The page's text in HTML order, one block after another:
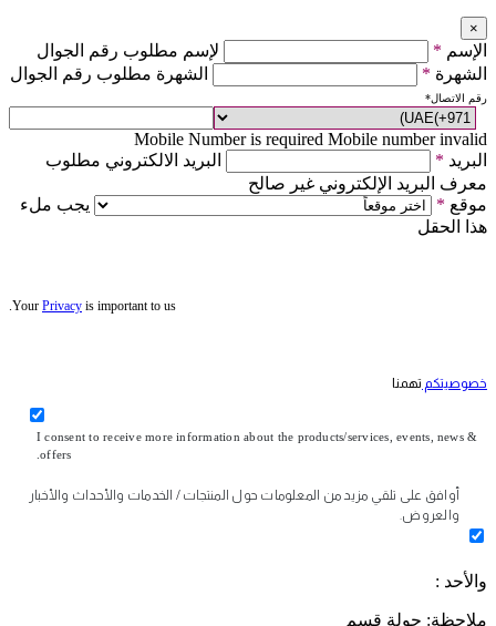
×
الإسم *
لإسم مطلوب رقم الجوال
الشهرة * الشهرة مطلوب رقم الجوال
رقم الاتصال*
Mobile Number is required Mobile number invalid
البريد *
البريد الالكتروني مطلوب
معرف البريد الإلكتروني غير صالح
موقع *
يجب ملء
هذا الحقل
Your Privacy is important to us.
خصوصيتكم تهمنا
I consent to receive more information about the products/services, events, news &
offers.
أوافق على تلقي مزيد من المعلومات حول المنتجات / الخدمات والأحداث والأخبار
والعروض.
والأحد :
ملاحظة: جولة قسم